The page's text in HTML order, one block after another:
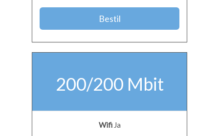
Bestil
200/200 Mbit
WifiJa